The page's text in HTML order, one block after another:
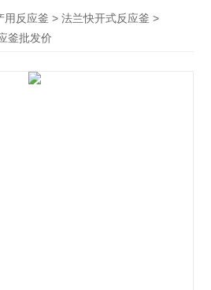
用反应釜 >法兰快开式反应釜 >
釜批发价